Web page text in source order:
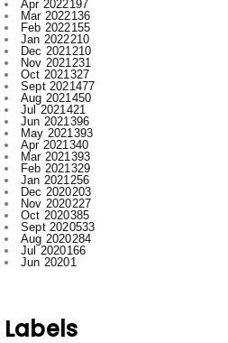
Nov 2021231
Oct 2021327
Sept 2021477
Aug 2021450
Jul 2021421
Jun 2021396
May 2021393
Apr 2021340
Mar 2021393
Feb 2021329
Jan 2021256
Dec 2020203
Nov 2020227
Oct 2020385
Sept 2020533
Aug 2020284
Jul 2020166
Jun 20201
Ambagarh
Ambagarh Chauki